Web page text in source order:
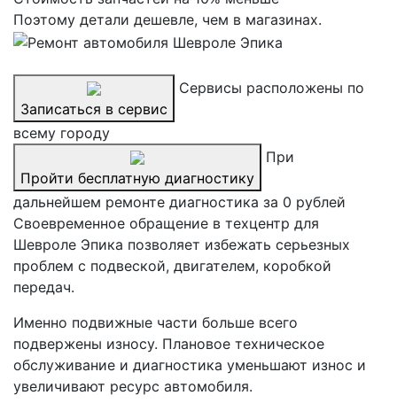
Поэтому детали дешевле, чем в магазинах.
Записаться в сервис
Сервисы расположены по
всему городу
Пройти бесплатную диагностику
При
дальнейшем ремонте диагностика за 0 рублей
Своевременное обращение в техцентр для
Шевроле Эпика позволяет избежать серьезных
проблем с подвеской, двигателем, коробкой
передач.
Именно подвижные части больше всего
подвержены износу. Плановое техническое
обслуживание и диагностика уменьшают износ и
увеличивают ресурс автомобиля.